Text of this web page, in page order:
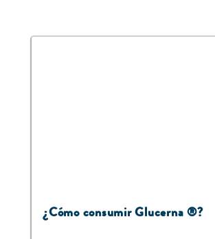
¿Cómo consumir Glucerna ®?